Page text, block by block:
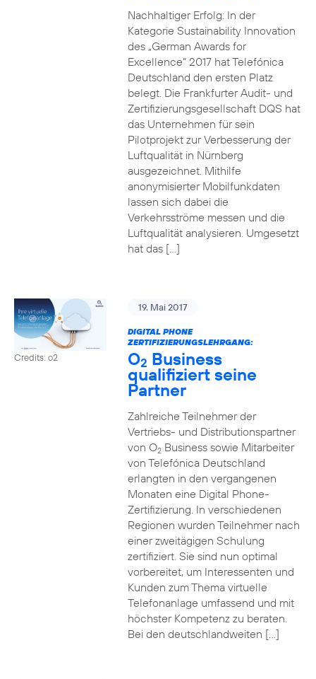
Nachhaltiger Erfolg: In der
Kategorie Sustainability Innovation
des „German Awards for
Excellence“ 2017 hat Telefónica
Deutschland den ersten Platz
belegt. Die Frankfurter Audit- und
Zertifizierungsgesellschaft DQS hat
das Unternehmen für sein
Pilotprojekt zur Verbesserung der
Luftqualität in Nürnberg
ausgezeichnet. Mithilfe
anonymisierter Mobilfunkdaten
lassen sich dabei die
Verkehrsströme messen und die
Luftqualität analysieren. Umgesetzt
hat das […]
Credits: o2
19. Mai 2017
DIGITAL PHONE
ZERTIFIZIERUNGSLEHRGANG:
O2 Business
qualifiziert seine
Partner
Zahlreiche Teilnehmer der
Vertriebs- und Distributionspartner
von O2Business sowie Mitarbeiter
von Telefónica Deutschland
erlangten in den vergangenen
Monaten eine Digital Phone-
Zertifizierung. In verschiedenen
Regionen wurden Teilnehmer nach
einer zweitägigen Schulung
zertifiziert. Sie sind nun optimal
vorbereitet, um Interessenten und
Kunden zum Thema virtuelle
Telefonanlage umfassend und mit
höchster Kompetenz zu beraten.
Bei den deutschlandweiten […]